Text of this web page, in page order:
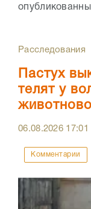
Расследования
Пастух
телят у
06.08.2026 17:01
Комментарии